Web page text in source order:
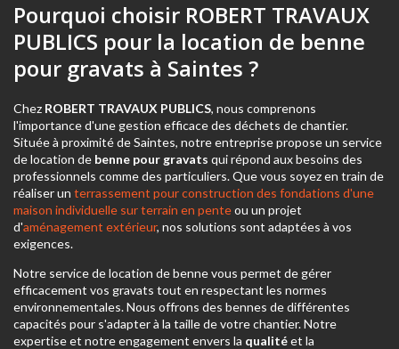
Pourquoi choisir ROBERT TRAVAUX
PUBLICS pour la location de benne
pour gravats à Saintes ?
Chez ROBERT TRAVAUX PUBLICS, nous comprenons
l'importance d'une gestion efficace des déchets de chantier.
Située à proximité de Saintes, notre entreprise propose un service
de location de benne pour gravats qui répond aux besoins des
professionnels comme des particuliers. Que vous soyez en train de
réaliser un terrassement pour construction des fondations d'une
maison individuelle sur terrain en penteou un projet
d'aménagement extérieur, nos solutions sont adaptées à vos
exigences.
Notre service de location de benne vous permet de gérer
efficacement vos gravats tout en respectant les normes
environnementales. Nous offrons des bennes de différentes
capacités pour s'adapter à la taille de votre chantier. Notre
expertise et notre engagement envers la qualitéet la